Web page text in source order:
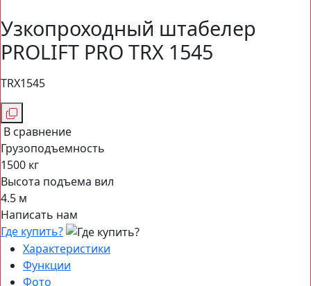
Узкопроходный штабелер
PROLIFT PRO TRX 1545
TRX1545
В сравнение
Грузоподъемность
1500 кг
Высота подъема вил
4.5 м
Написать нам
Где купить?
Характеристики
Функции
Фото